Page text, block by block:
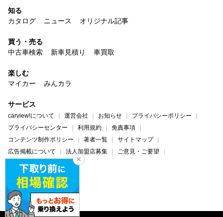
知る
カタログ
ニュース オリジナル記事
買う・売る
中古車検索
新車見積り 車買取
楽しむ
マイカー
みんカラ
サービス
carview!について 運営会社 お知らせ
プライバシーポリシー
プライバシーセンター
利用規約
免責事項
コンテンツ制作ポリシー
著者一覧
サイトマップ
広告掲載について
法人加盟店募集
ご意見・ご要望
ヘルプ・お問い合わせ
carview! Yahoo! JAPAN